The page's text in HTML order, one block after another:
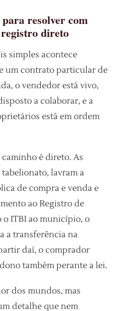
resolver com
direto
simples acontece
um contrato particular de
o vendedor está vivo,
a colaborar, e a
está em ordem
caminho é direto. As
tabelionato, lavram a
de compra e venda e
ao Registro de
o ITBI ao município, o
a transferência na
daí, o comprador
também perante a lei.
dos mundos, mas
detalhe que nem